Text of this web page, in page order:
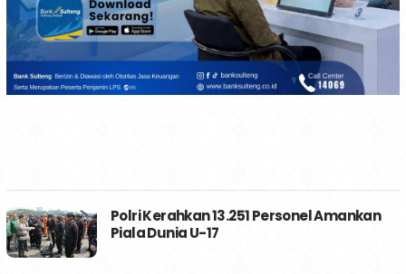
Polri Kerahkan 13.251 Personel Amankan
Piala Dunia U-17